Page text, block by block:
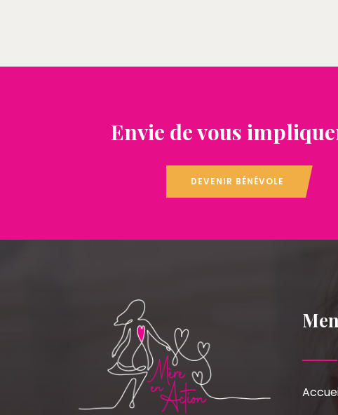
Envie de vous
DEVENIR BÉNÉVOLE